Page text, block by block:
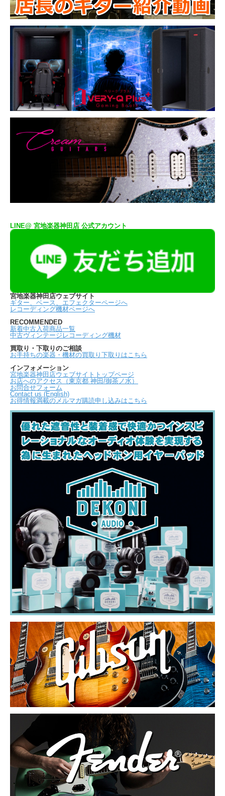
LINE@ 宮地楽器神田店 公式アカウント
宮地楽器神田店ウェブサイト
ギター、ベース、エフェクターページへ
レコーディング機材ページへ
RECOMMENDED
新着中古入荷商品一覧
中古ヴィンテージレコーディング機材
買取り・下取りのご相談
お手持ちの楽器・機材の買取り下取りはこちら
インフォメーション
宮地楽器神田店ウェブサイトトップページ
お店へのアクセス（東京都 神田/御茶ノ水）
お問合せフォーム
Contact us (English)
お得情報満載のメルマガ購読申し込みはこちら